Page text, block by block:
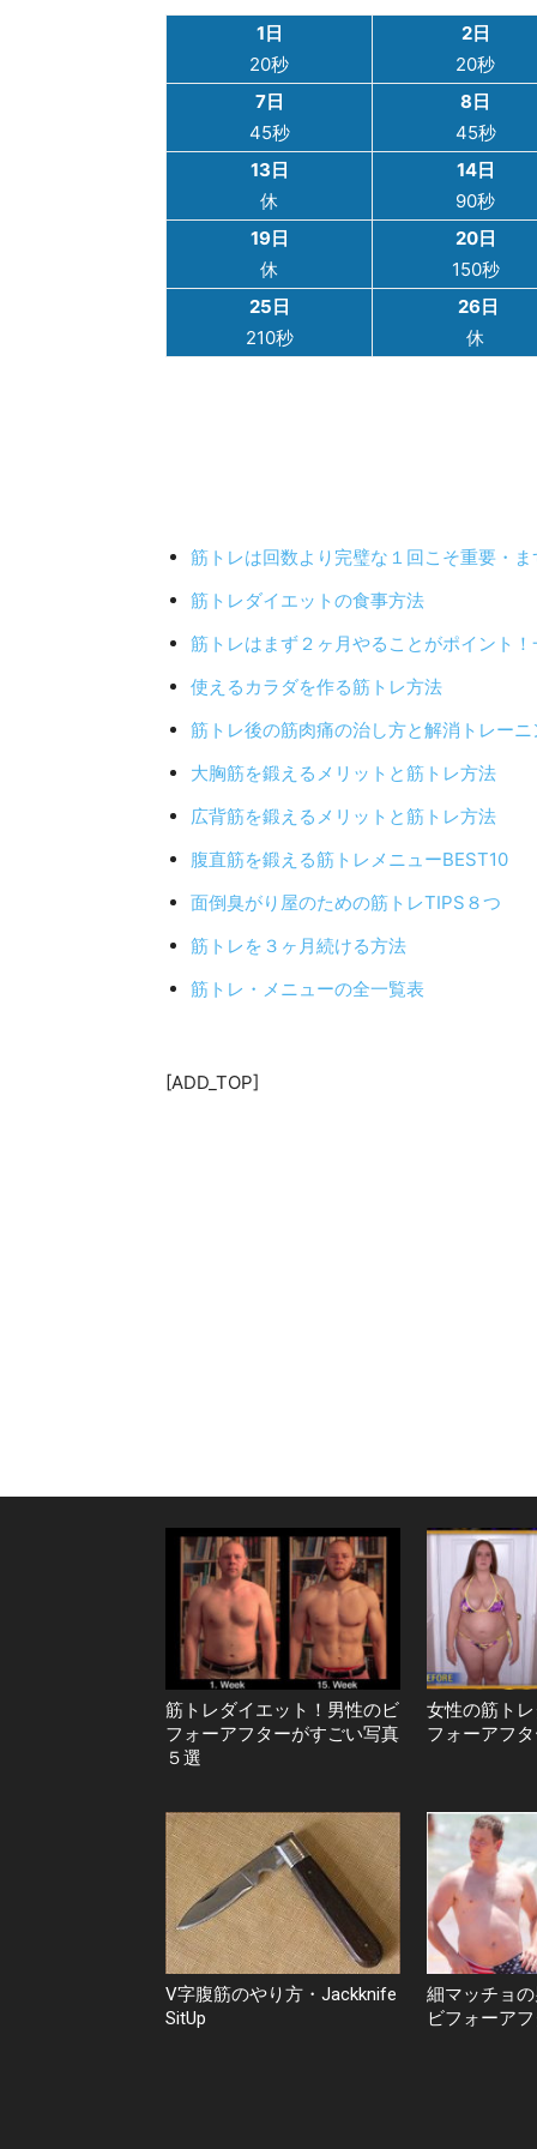
1日
20秒
2日
20秒
7日
45秒
8日
45秒
13日
休
14日
90秒
19日
休
20日
150秒
25日
210秒
26日
休
筋トレは回数より完璧な１回こそ重要・
筋トレダイエットの食事方法
筋トレはまず２ヶ月やることがポイント
使えるカラダを作る筋トレ方法
筋トレ後の筋肉痛の治し方と解消トレー
大胸筋を鍛えるメリットと筋トレ方法
広背筋を鍛えるメリットと筋トレ方法
腹直筋を鍛える筋トレメニューBEST10
面倒臭がり屋のための筋トレTIPS８つ
筋トレを３ヶ月続ける方法
筋トレ・メニューの全一覧表
[ADD_TOP]
筋トレダイエット！男性のビ
フォーアフターがすごい写真
５選
女性の筋ト
フォーアフ
V字腹筋のやり方・Jackknife
SitUp
細マッチョ
ビフォーア